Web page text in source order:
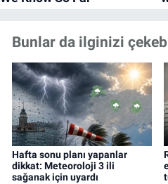
Bunlar da ilginizi
Hafta sonu planı yapanlar
dikkat: Meteoroloji 3 ili
sağanak için uyardı